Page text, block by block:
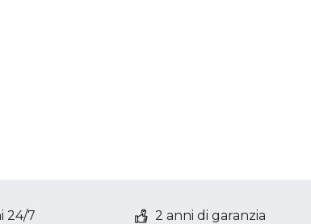
24/7 2 anni di garanzia